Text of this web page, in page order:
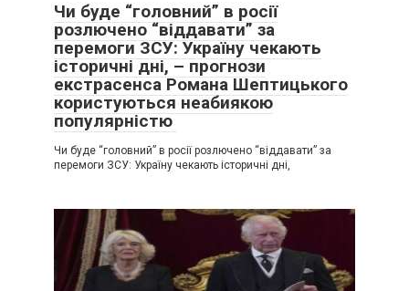
Чи буде “головний” в росії
розлючено “віддавати” за
перемоги ЗСУ: Україну чекають
історичні дні, – прогнози
екстрасенса Романа Шептицького
користуються неабиякою
популярністю
Чи буде “головний” в росії розлючено “віддавати” за
перемоги ЗСУ: Україну чекають історичні дні,